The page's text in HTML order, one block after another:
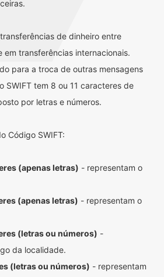
de dinheiro entre
em transferências internacionais.
para a troca de outras mensagens
SWIFT tem 8 ou 11 caracteres de
por letras e números.
Código SWIFT:
(apenas letras) - representam o
(apenas letras) - representam o
(letras ou números) -
da localidade.
(letras ou números) - representam